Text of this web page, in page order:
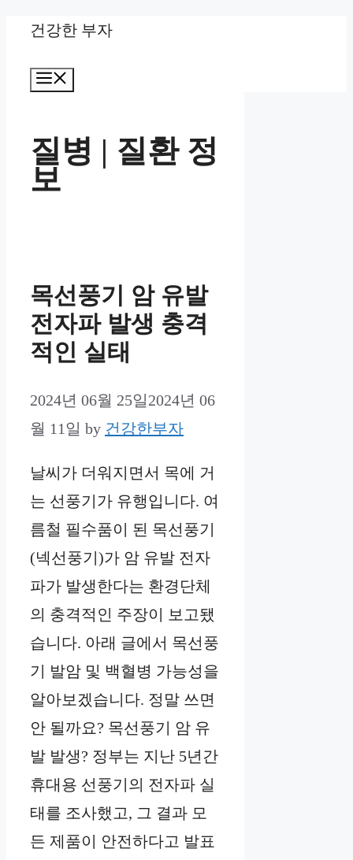
Skip
content
건강한 부자
질병 | 질환 정
보
목선풍기 암 유발
전자파 발생 충격
적인 실태
2024년 06월 25일2024년 06
월 11일 by 건강한부자
날씨가 더워지면서 목에 거
는 선풍기가 유행입니다. 여
름철 필수품이 된 목선풍기
(넥선풍기)가 암 유발 전자
파가 발생한다는 환경단체
의 충격적인 주장이 보고됐
습니다. 아래 글에서 목선풍
기 발암 및 백혈병 가능성을
알아보겠습니다. 정말 쓰면
안 될까요? 목선풍기 암 유
발 발생? 정부는 지난 5년간
휴대용 선풍기의 전자파 실
태를 조사했고, 그 결과 모
든 제품이 안전하다고 발표